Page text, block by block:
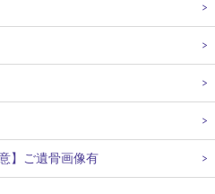
】ご遺骨画像有